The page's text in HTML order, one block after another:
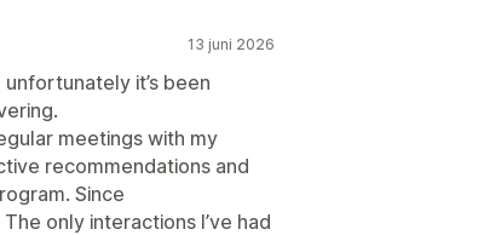
13 juni 2026
it’s been
meetings with my
recommendations and
Since
only interactions I’ve had